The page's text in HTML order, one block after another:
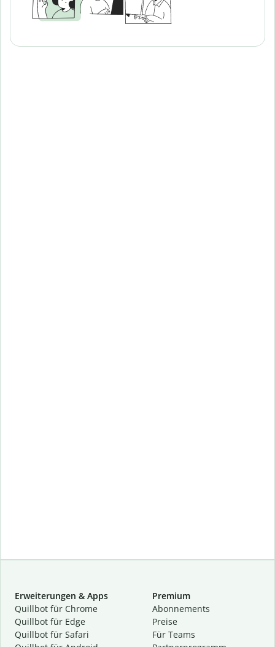
Erweiterungen & Apps
Quillbot für Chrome
Quillbot für Edge
Quillbot für Safari
Premium
Abon­ne­ments
Preise
Für Teams